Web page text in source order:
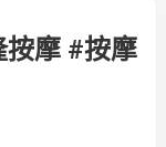
按摩 #按摩